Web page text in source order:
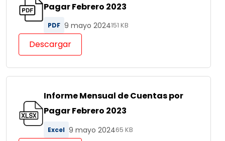
Pagar Febrero 2023
PDF 9 mayo 2024151 KB
Descargar
Informe Mensual de Cuentas por
Pagar Febrero 2023
Excel 9 mayo 202465 KB